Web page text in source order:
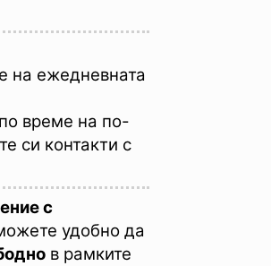
на ежедневната
време на по-
си контакти с
с
удобно да
в рамките